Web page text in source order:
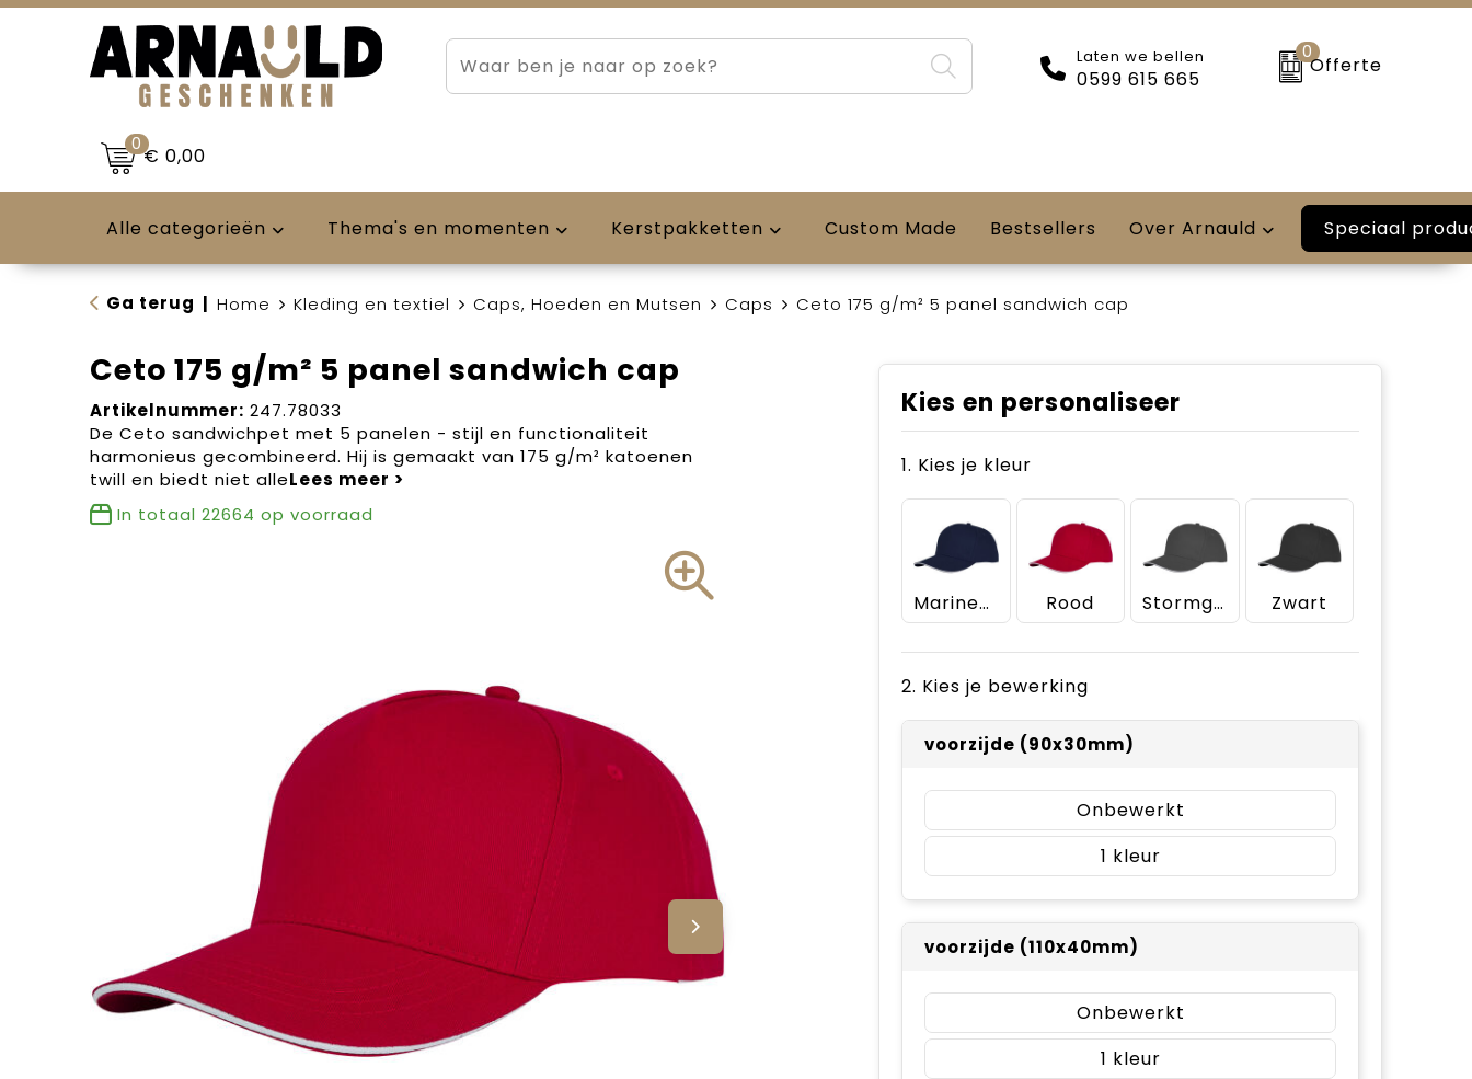
Laten we bellen
0599 615 665
0
Offerte
0€ 0,00
Alle categorieën Thema's en momenten Kerstpakketten Custom Made Bestsellers Over Arnauld Speciaal
Ga terug Home Kleding en textiel Caps, Hoeden en Mutsen Caps Ceto 175 g/m² 5 panel sandwich cap
Ceto 175 g/m² 5 panel sandwich cap
Artikelnummer: 247.78033
De Ceto sandwichpet met 5 panelen - stijl en functionaliteit
harmonieus gecombineerd. Hij is gemaakt van 175 g/m² katoenen
twill en biedt niet alle
In totaal 22664 op voorraad
Kies en personaliseer
1. Kies je kleur
Marineblauw Rood Stormgrijs Zwart
2. Kies je bewerking
voorzijde (90x30mm)
Onbewerkt
1
voorzijde (110x40mm)
Onbewerkt
1